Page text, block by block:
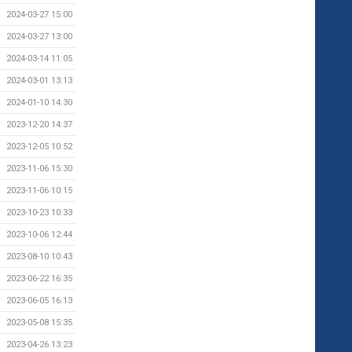
2024-03-27 15:00
2024-03-27 13:00
2024-03-14 11:05
2024-03-01 13:13
2024-01-10 14:30
2023-12-20 14:37
2023-12-05 10:52
2023-11-06 15:30
2023-11-06 10:15
2023-10-23 10:33
2023-10-06 12:44
2023-08-10 10:43
2023-06-22 16:35
2023-06-05 16:13
2023-05-08 15:35
2023-04-26 13:23